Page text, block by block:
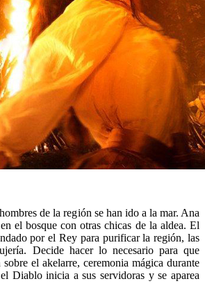
de la región se han ido a la mar. Ana
el bosque con otras chicas de la aldea. El
por el Rey para purificar la región, las
Decide hacer lo necesario para que
el akelarre, ceremonia mágica durante
Diablo inicia a sus servidoras y se aparea